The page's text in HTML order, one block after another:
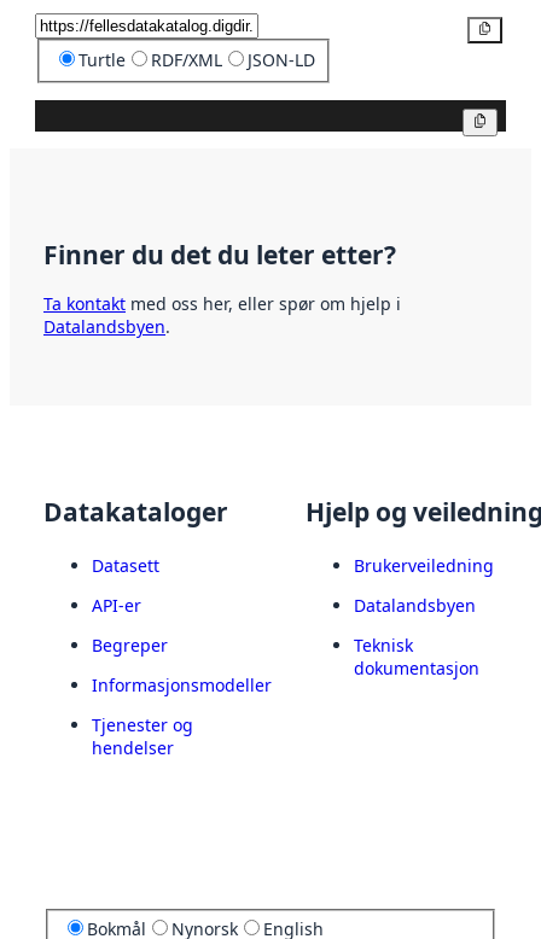
Turtle RDF/XML JSON-LD
Finner du det du leter etter?
Ta kontakt med oss her, eller spør om hjelp i
Datalandsbyen.
Datakataloger
Datasett
API-er
Begreper
Informasjonsmodeller
Tjenester og
hendelser
Hjelp og
Brukerveiledning
Datalandsbyen
Teknisk
dokumentasjon
Bokmål Nynorsk English